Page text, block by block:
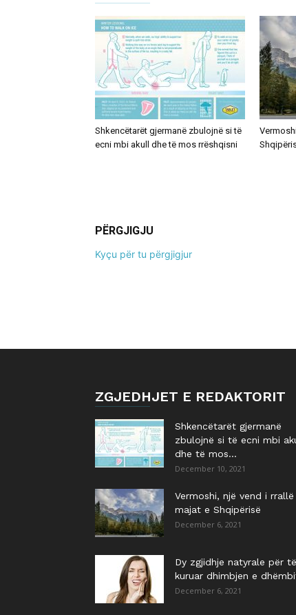
Shkencëtarët gjermanë zbulojnë si të
ecni mbi akull dhe të mos rrëshqisni
PËRGJIGJU
Kyçu për tu përgjigjur
ZGJEDHJET E REDAKTORIT
Shkencëtarët gjermanë
zbulojnë si të ecni mbi
dhe të mos...
December 10, 2021
Vermoshi, një vend i rrallë
majat e Shqipërisë
December 6, 2021
Dy zgjidhje natyrale për të
kuruar dhimbjen e
December 6, 2021